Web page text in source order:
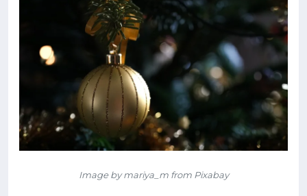
Image by mariya_m from Pixabay